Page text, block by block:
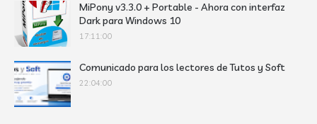
MiPony v3.3.0 + Portable - Ahora con interfaz
Dark para Windows 10
17:11:00
Comunicado para los lectores de Tutos y Soft
22:04:00